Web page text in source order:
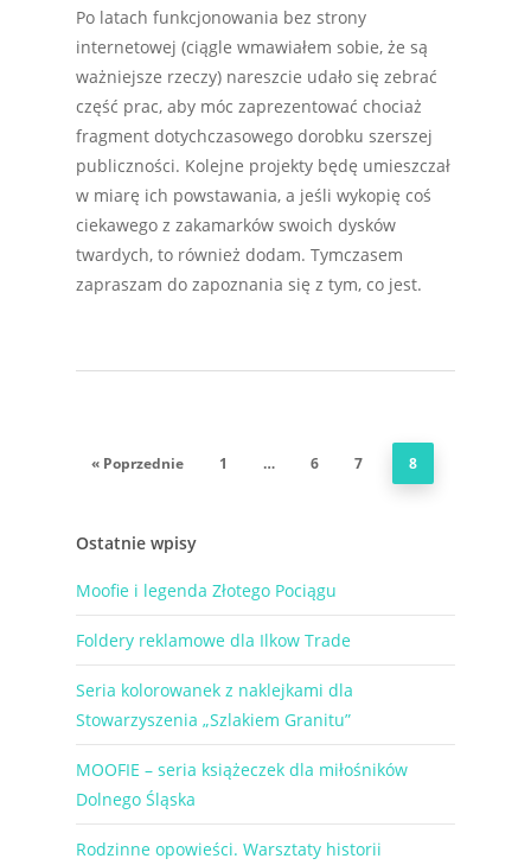
Po latach funkcjonowania bez strony
internetowej (ciągle wmawiałem sobie, że są
ważniejsze rzeczy) nareszcie udało się zebrać
część prac, aby móc zaprezentować chociaż
fragment dotychczasowego dorobku szerszej
publiczności. Kolejne projekty będę umieszczał
w miarę ich powstawania, a jeśli wykopię coś
ciekawego z zakamarków swoich dysków
twardych, to również dodam. Tymczasem
zapraszam do zapoznania się z tym, co jest.
« Poprzednie 1 … 6 7 8
Ostatnie wpisy
Moofie i legenda Złotego Pociągu
Foldery reklamowe dla Ilkow Trade
Seria kolorowanek z naklejkami dla
Stowarzyszenia „Szlakiem Granitu”
MOOFIE – seria książeczek dla miłośników
Dolnego Śląska
Rodzinne opowieści. Warsztaty historii